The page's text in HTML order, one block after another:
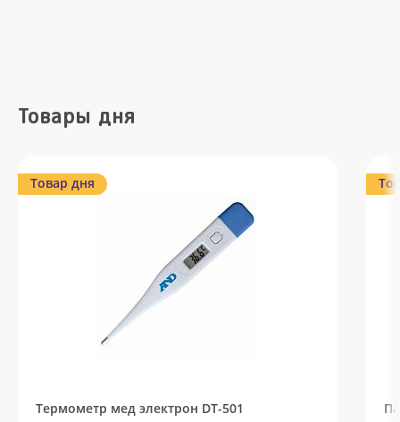
Товары дня
Товар дня
Термометр мед электрон DT-501